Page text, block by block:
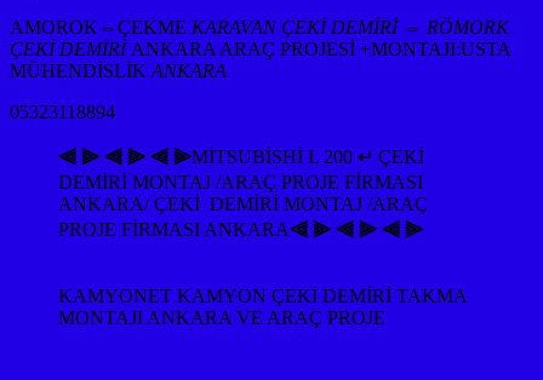
AMOROK⇔ÇEKME KARAVAN ÇEKİ DEMİRİ ⇔ RÖMORK
ÇEKİ DEMİRİANKARA ARAÇ PROJESİ +MONTAJI:USTA
MÜHENDİSLİK ANKARA
05323118894
⫷ ⫸ ⫷ ⫸ ⫷ ⫸MİTSUBİSHİ L 200 ↵ ÇEKİ
DEMİRİ MONTAJ /ARAÇ PROJE FİRMASI
ANKARA/ ÇEKİ DEMİRİ MONTAJ /ARAÇ
PROJE FİRMASI ANKARA⫷ ⫸ ⫷ ⫸ ⫷ ⫸
KAMYONET KAMYON ÇEKİ DEMİRİ TAKMA
MONTAJI ANKARA VE ARAÇ PROJE